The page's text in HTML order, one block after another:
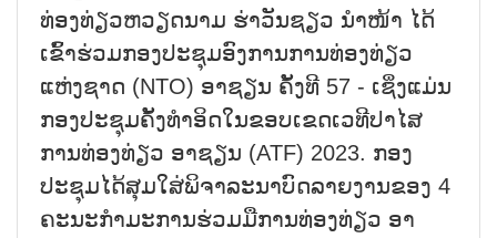
ທ່ອງທ່ຽວຫວຽດນາມ ຮ່າວັນຊຽວ ນຳໜ້າ ໄດ້
ເຂົ້າຮ່ວມກອງປະຊຸມອົງການການທ່ອງທ່ຽວ
ແຫ່ງຊາດ (NTO) ອາຊຽນ ຄັ້ງທີ 57 - ເຊິ່ງແມ່ນ
ກອງປະຊຸມຄັ້ງທຳອິດໃນຂອບເຂດເວທີປາໄສ
ການທ່ອງທ່ຽວ ອາຊຽນ (ATF) 2023. ກອງ
ປະຊຸມໄດ້ສຸມໃສ່ພິຈາລະນາບົດລາຍງານຂອງ 4
ຄະນະກຳມະການຮ່ວມມືການທ່ອງທ່ຽວ ອາ